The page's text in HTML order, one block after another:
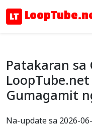
Patakaran sa
Gumagamit
Na-update sa 2026-